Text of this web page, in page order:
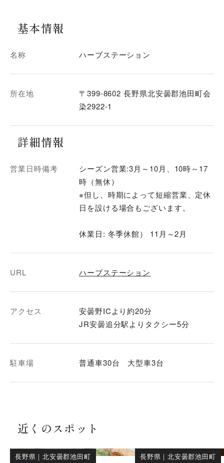
基本情報
名称 ハーブステーション
所在地
〒399-8602 長野県北安曇郡池田町会
染2922-1
詳細情報
営業日時備考
シーズン営業:3月～10月、10時～17
時（無休）
※但し、時期によって短縮営業、定休
日を設ける場合もございます。
休業日: 冬季休館） 11月～2月
URL ハーブステーション
アクセス
安曇野ICより約20分
JR安曇追分駅よりタクシー5分
駐車場 普通車30台 大型車3台
近くのスポット
長野県 ｜北安曇郡池田町
長野県 ｜北安曇郡池田町